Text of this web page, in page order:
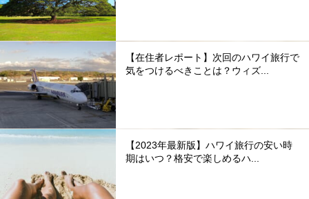
【在住者レポート】次回のハワイ旅行で
気をつけるべきことは？ウィズ...
【2023年最新版】ハワイ旅行の安い時
期はいつ？格安で楽しめるハ...